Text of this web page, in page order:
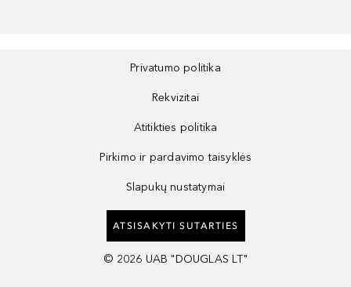
Privatumo politika
Rekvizitai
Atitikties politika
Pirkimo ir pardavimo taisyklės
Slapukų nustatymai
ATSISAKYTI SUTARTIES
© 2026 UAB "DOUGLAS LT"